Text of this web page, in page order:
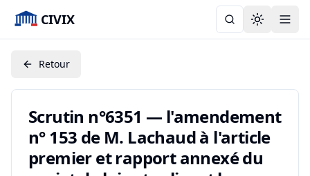
CIVIX Toggle
Retour
Scrutin n°6351 — l'amendement
n° 153 de M. Lachaud à l'article
premier et rapport annexé du